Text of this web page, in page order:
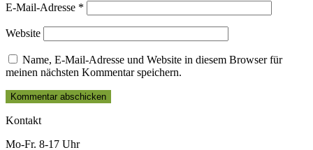
E-Mail-Adresse *
Website
Name, E-Mail-Adresse und Website in diesem Browser für
meinen nächsten Kommentar speichern.
Kontakt
Mo-Fr. 8-17 Uhr